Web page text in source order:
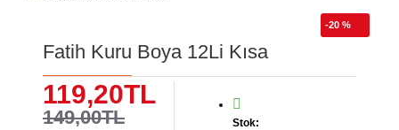
-20 %
Fatih Kuru Boya 12Li Kısa
119,20TL
149,00TL
Stok: